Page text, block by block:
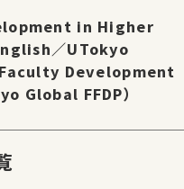
in Higher
／UTokyo
Development
Global FFDP）